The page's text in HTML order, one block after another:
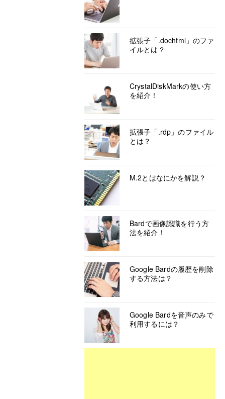
拡張子「.dochtml」のファ
イルとは？
CrystalDiskMarkの使い方
を紹介！
拡張子「.rdp」のファイル
とは？
M.2とはなにかを解説？
Bardで画像認識を行う方
法を紹介！
Google Bardの履歴を削除
する方法は？
Google Bardを音声のみで
利用するには？